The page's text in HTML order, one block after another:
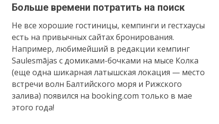
Больше времени потратить на поиск
Не все хорошие гостиницы, кемпинги и гестхаусы
есть на привычных сайтах бронирования.
Например, любимейший в редакции кемпинг
Saulesmājas с домиками-бочками на мысе Колка
(еще одна шикарная латышская локация — место
встречи волн Балтийского моря и Рижского
залива) появился на booking.com только в мае
этого года!